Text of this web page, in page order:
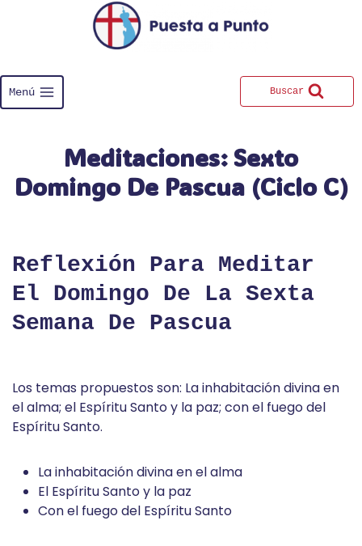
Menú Buscar
Meditaciones: Sexto
Domingo De Pascua (ciclo C)
Reflexión Para Meditar
El Domingo De La Sexta
Semana De Pascua
Los temas propuestos son: La inhabitación divina en
el alma; el Espíritu Santo y la paz; con el fuego del
Espíritu Santo.
La inhabitación divina en el alma
El Espíritu Santo y la paz
Con el fuego del Espíritu Santo